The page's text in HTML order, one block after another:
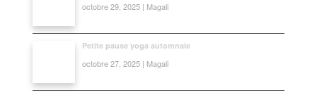
octobre 29, 2025 | Magali
Petite pause yoga automnale
octobre 27, 2025 | Magali